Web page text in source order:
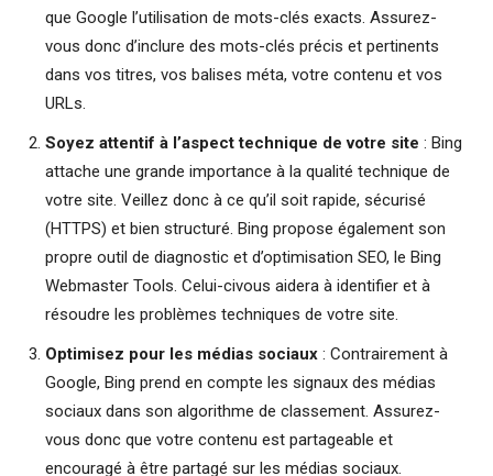
que Google l’utilisation de mots-clés exacts. Assurez-
vous donc d’inclure des mots-clés précis et pertinents
dans vos titres, vos balises méta, votre contenu et vos
URLs.
Soyez attentif à l’aspect technique de votre site : Bing
attache une grande importance à la qualité technique de
votre site. Veillez donc à ce qu’il soit rapide, sécurisé
(HTTPS) et bien structuré. Bing propose également son
propre outil de diagnostic et d’optimisation SEO, le Bing
Webmaster Tools. Celui-civous aidera à identifier et à
résoudre les problèmes techniques de votre site.
Optimisez pour les médias sociaux : Contrairement à
Google, Bing prend en compte les signaux des médias
sociaux dans son algorithme de classement. Assurez-
vous donc que votre contenu est partageable et
encouragé à être partagé sur les médias sociaux.